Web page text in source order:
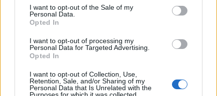
I want to opt-out of the Sale of my
Personal Data.
Opted In
I want to opt-out of processing my
Personal Data for Targeted Advertising.
Opted In
I want to opt-out of Collection, Use,
Retention, Sale, and/or Sharing of my
Personal Data that Is Unrelated with the
ZANIMLJIVOSTI
12.03.18. 10:33
Kinezi napravili voz koji postiže brzinu od 350
kilometara na sat
Saznaj više